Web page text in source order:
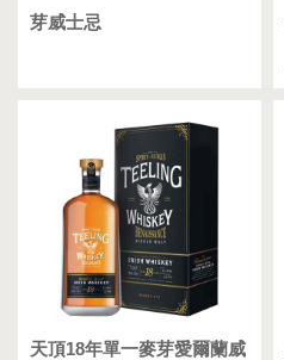
芽威士忌
天頂18年單一麥芽愛爾蘭威